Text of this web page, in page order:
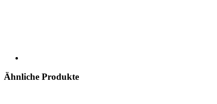
Ähnliche Produkte